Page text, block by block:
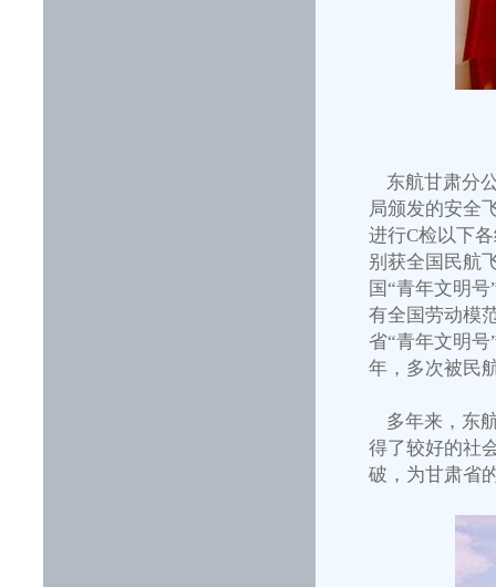
东航甘肃分
局颁发的安全
进行C检以下
别获全国民航
国“青年文明
有全国劳动模
省“青年文明
年，多次被民
多年来，东
得了较好的社
破，为甘肃省